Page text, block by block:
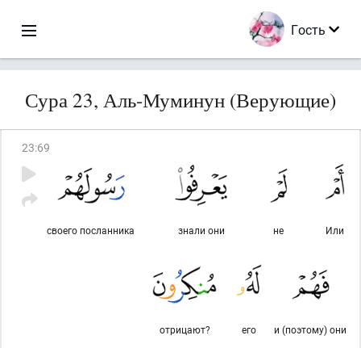
Гость
Сура 23, Аль-Муминун (Верующие)
23:69
Или
не
знали они
своего посланника
и (поэтому) они
его
отрицают?